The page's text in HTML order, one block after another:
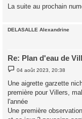
La suite au prochain
DELASALLE Alexandrine
Re: Plan d'eau de
M
e
s
a
e
04 août 2023, 20:38
Une aigrette garzette
première pour Villers,
l'année
Une première